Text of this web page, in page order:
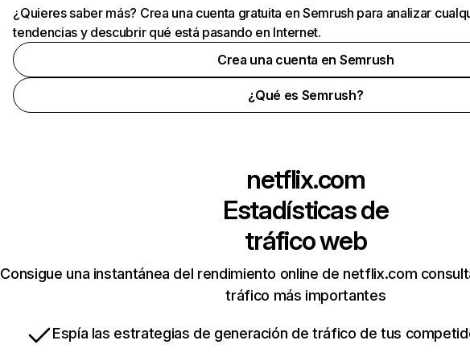
¿Quieres saber más? Crea una cuenta gratuita en Semrush para analizar
tendencias y descubrir qué está pasando en Internet.
Crea una cuenta en Semrush
¿Qué es Semrush?
netflix.com
Estadísticas de
tráfico web
Consigue una instantánea del rendimiento online de netflix.com
tráfico más importantes
Espía las estrategias de generación de tráfico de tus